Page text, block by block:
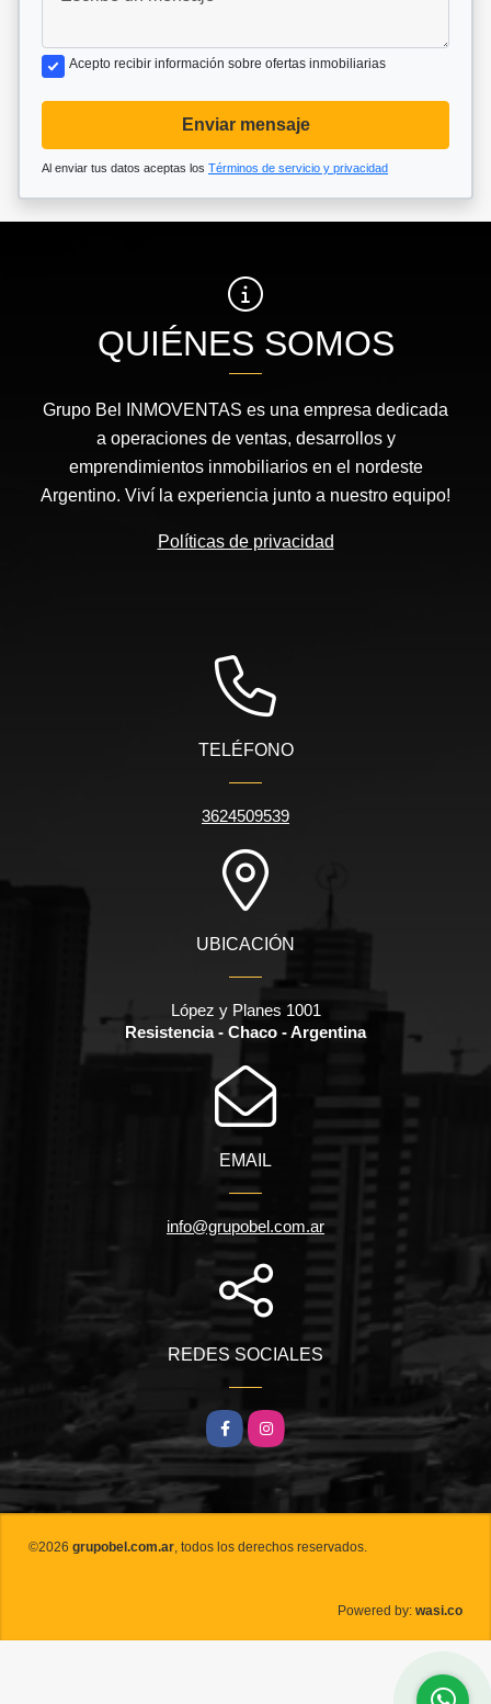
Acepto recibir información sobre ofertas inmobiliarias
Enviar mensaje
Al enviar tus datos aceptas los Términos de servicio y privacidad
QUIÉNES SOMOS
Grupo Bel INMOVENTAS es una empresa dedicada
a operaciones de ventas, desarrollos y
emprendimientos inmobiliarios en el nordeste
Argentino. Viví la experiencia junto a nuestro equipo!
Políticas de privacidad
TELÉFONO
3624509539
UBICACIÓN
López y Planes 1001
Resistencia - Chaco - Argentina
EMAIL
info@grupobel.com.ar
REDES SOCIALES
FacebookInstagram
©2026 grupobel.com.ar , todos los derechos reservados.
Powered by: wasi.co